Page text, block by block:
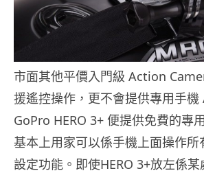
市面其他平價入門級 Action
援遙控操作，更不會提供專用手
GoPro HERO 3+ 便提供免費的專
基本上用家可以係手機上面操作所
設定功能。即使HERO 3+放左係